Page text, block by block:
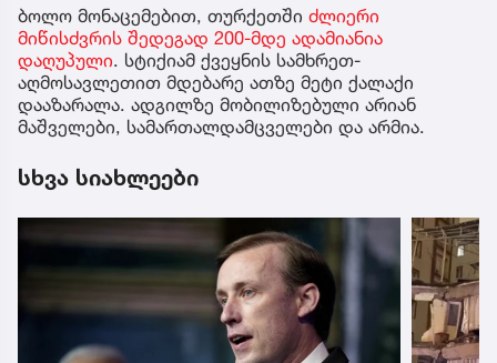
ბოლო მონაცემებით, თურქეთში ძლიერი
მიწისძვრის შედეგად 200-მდე ადამიანია
დაღუპული. სტიქიამ ქვეყნის სამხრეთ-
აღმოსავლეთით მდებარე ათზე მეტი ქალაქი
დააზარალა. ადგილზე მობილიზებული არიან
მაშველები, სამართალდამცველები და არმია.
სხვა სიახლეები